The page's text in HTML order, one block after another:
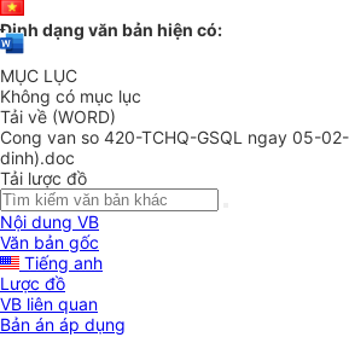
Định dạng văn bản hiện có:
MỤC LỤC
Không có mục lục
Tải về (WORD)
Cong van so 420-TCHQ-GSQL ngay 05-
dinh).doc
Tải lược đồ
Nội dung VB
Văn bản gốc
Tiếng anh
Lược đồ
VB liên quan
Bản án áp dụng